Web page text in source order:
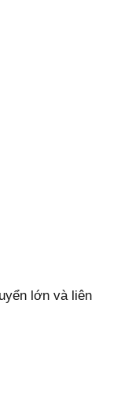
lớn và liên